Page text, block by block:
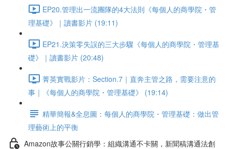
EP20.管理出一流團隊的4大法則《每個人的商學院・管
理基礎》｜讀書影片 (19:11)
EP21.決策零失誤的三大步驟《每個人的商學院・管理基
礎》｜讀書影片 (20:48)
菁英實戰影片：Section.7｜直奔主管之路，需要注意的
事｜《每個人的商學院・管理基礎》 (19:14)
精華簡報&全息圖：每個人的商學院・管理基礎：做出管
理藝術上的平衡
Amazon故事公關行銷學：組織溝通不卡關，新聞稿溝通法創